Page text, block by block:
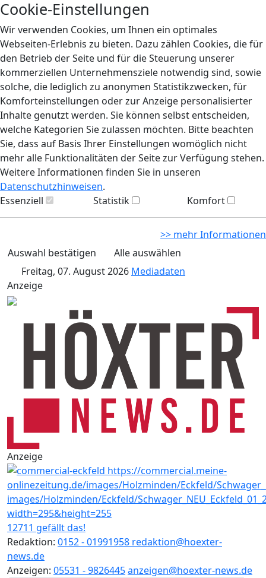
Cookie-Einstellungen
Wir verwenden Cookies, um Ihnen ein optimales
Webseiten-Erlebnis zu bieten. Dazu zählen Cookies, die für
den Betrieb der Seite und für die Steuerung unserer
kommerziellen Unternehmensziele notwendig sind, sowie
solche, die lediglich zu anonymen Statistikzwecken, für
Komforteinstellungen oder zur Anzeige personalisierter
Inhalte genutzt werden. Sie können selbst entscheiden,
welche Kategorien Sie zulassen möchten. Bitte beachten
Sie, dass auf Basis Ihrer Einstellungen womöglich nicht
mehr alle Funktionalitäten der Seite zur Verfügung stehen.
Weitere Informationen finden Sie in unseren
Datenschutzhinweisen.
Essenziell
Statistik Komfort
>> mehr Informationen
Auswahl bestätigen
Alle auswählen
Freitag, 07. August 2026 Mediadaten
Anzeige
Anzeige
12711 gefällt das!
Redaktion: 0152 - 01991958 redaktion@hoexter-
news.de
Anzeigen: 05531 - 9826445anzeigen@hoexter-news.de